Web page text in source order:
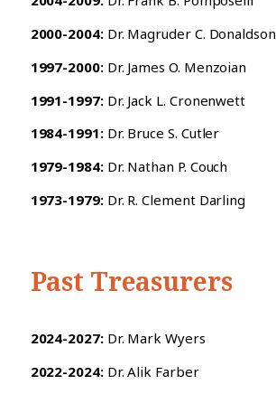
2000-2004:Dr. Magruder C. Donaldson
1997-2000:Dr. James O. Menzoian
1991-1997:Dr. Jack L. Cronenwett
1984-1991:Dr. Bruce S. Cutler
1979-1984:Dr. Nathan P. Couch
1973-1979:Dr. R. Clement Darling
Past Treasurers
2024-2027:Dr. Mark Wyers
2022-2024:Dr. Alik Farber